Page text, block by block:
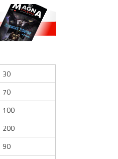
30
70
100
200
90